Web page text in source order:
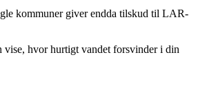
kommuner giver endda tilskud til LAR-
vise, hvor hurtigt vandet forsvinder i din